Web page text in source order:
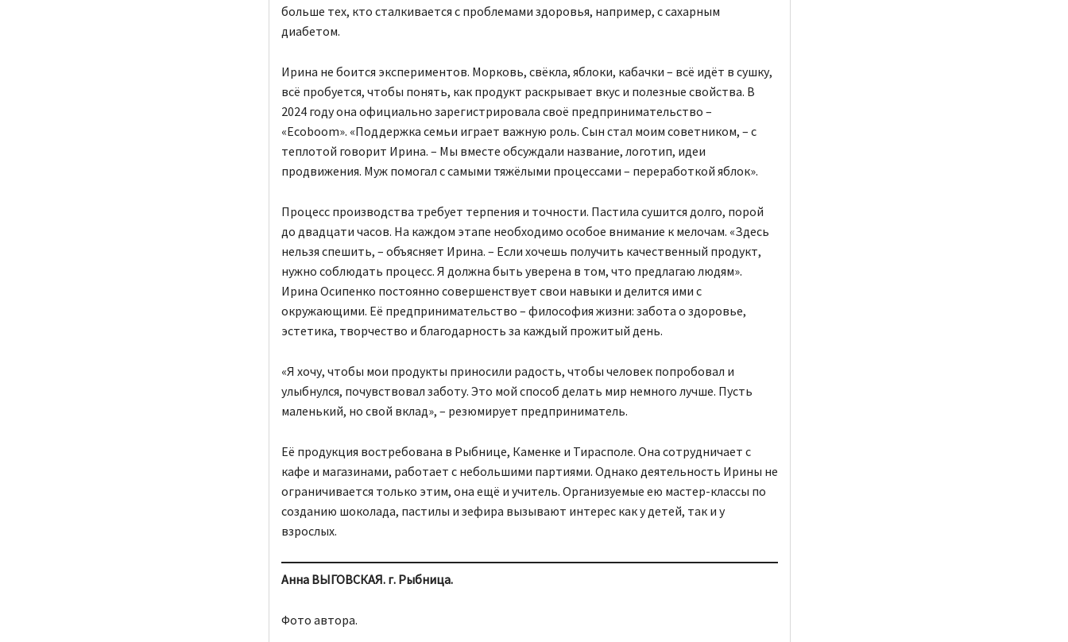
больше тех, кто сталкивается с проблемами здоровья, например, с сахарным
диабетом.
Ирина не боится экспериментов. Морковь, свёкла, яблоки, кабачки – всё идёт в сушку,
всё пробуется, чтобы понять, как продукт раскрывает вкус и полезные свойства. В
2024 году она официально зарегистрировала своё предпринимательство –
«Ecoboom». «Поддержка семьи играет важную роль. Сын стал моим советником, – с
теплотой говорит Ирина. – Мы вместе обсуждали название, логотип, идеи
продвижения. Муж помогал с самыми тяжёлыми процессами – переработкой яблок».
Процесс производства требует терпения и точности. Пастила сушится долго, порой
до двадцати часов. На каждом этапе необходимо особое внимание к мелочам. «Здесь
нельзя спешить, – объясняет Ирина. – Если хочешь получить качественный продукт,
нужно соблюдать процесс. Я должна быть уверена в том, что предлагаю людям».
Ирина Осипенко постоянно совершенствует свои навыки и делится ими с
окружающими. Её предпринимательство – философия жизни: забота о здоровье,
эстетика, творчество и благодарность за каждый прожитый день.
«Я хочу, чтобы мои продукты приносили радость, чтобы человек попробовал и
улыбнулся, почувствовал заботу. Это мой способ делать мир немного лучше. Пусть
маленький, но свой вклад», – резюмирует предприниматель.
Её продукция востребована в Рыбнице, Каменке и Тирасполе. Она сотрудничает с
кафе и магазинами, работает с небольшими партиями. Однако деятельность Ирины не
ограничивается только этим, она ещё и учитель. Организуемые ею мастер-классы по
созданию шоколада, пастилы и зефира вызывают интерес как у детей, так и у
взрослых.
Анна ВЫГОВСКАЯ. г. Рыбница.
Фото автора.